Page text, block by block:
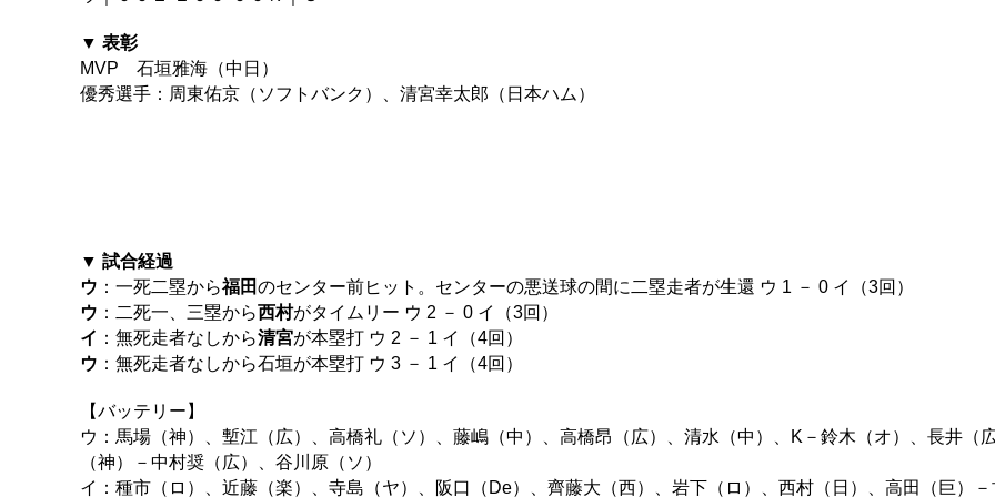
▼ 表彰
MVP 石垣雅海（中日）
優秀選手：周東佑京（ソフトバンク）、清宮幸太郎（日本ハム）
▼ 試合経過
ウ ：一死二塁から福田のセンター前ヒット。センターの悪送球の間に二塁走者が生還 ウ 1 － 0 イ（3回）
ウ ：二死一、三塁から西村がタイムリー ウ 2 － 0 イ（3回）
イ ：無死走者なしから清宮が本塁打 ウ 2 － 1 イ（4回）
ウ ：無死走者なしから石垣が本塁打 ウ 3 － 1 イ（4回）
【バッテリー】
ウ：馬場（神）、塹江（広）、高橋礼（ソ）、藤嶋（中）、高橋昂（広）、清水（中）、K－鈴木（オ）、長井（
（神）－中村奨（広）、谷川原（ソ）
イ：種市（ロ）、近藤（楽）、寺島（ヤ）、阪口（De）、齊藤大（西）、岩下（ロ）、西村（日）、高田（巨）－